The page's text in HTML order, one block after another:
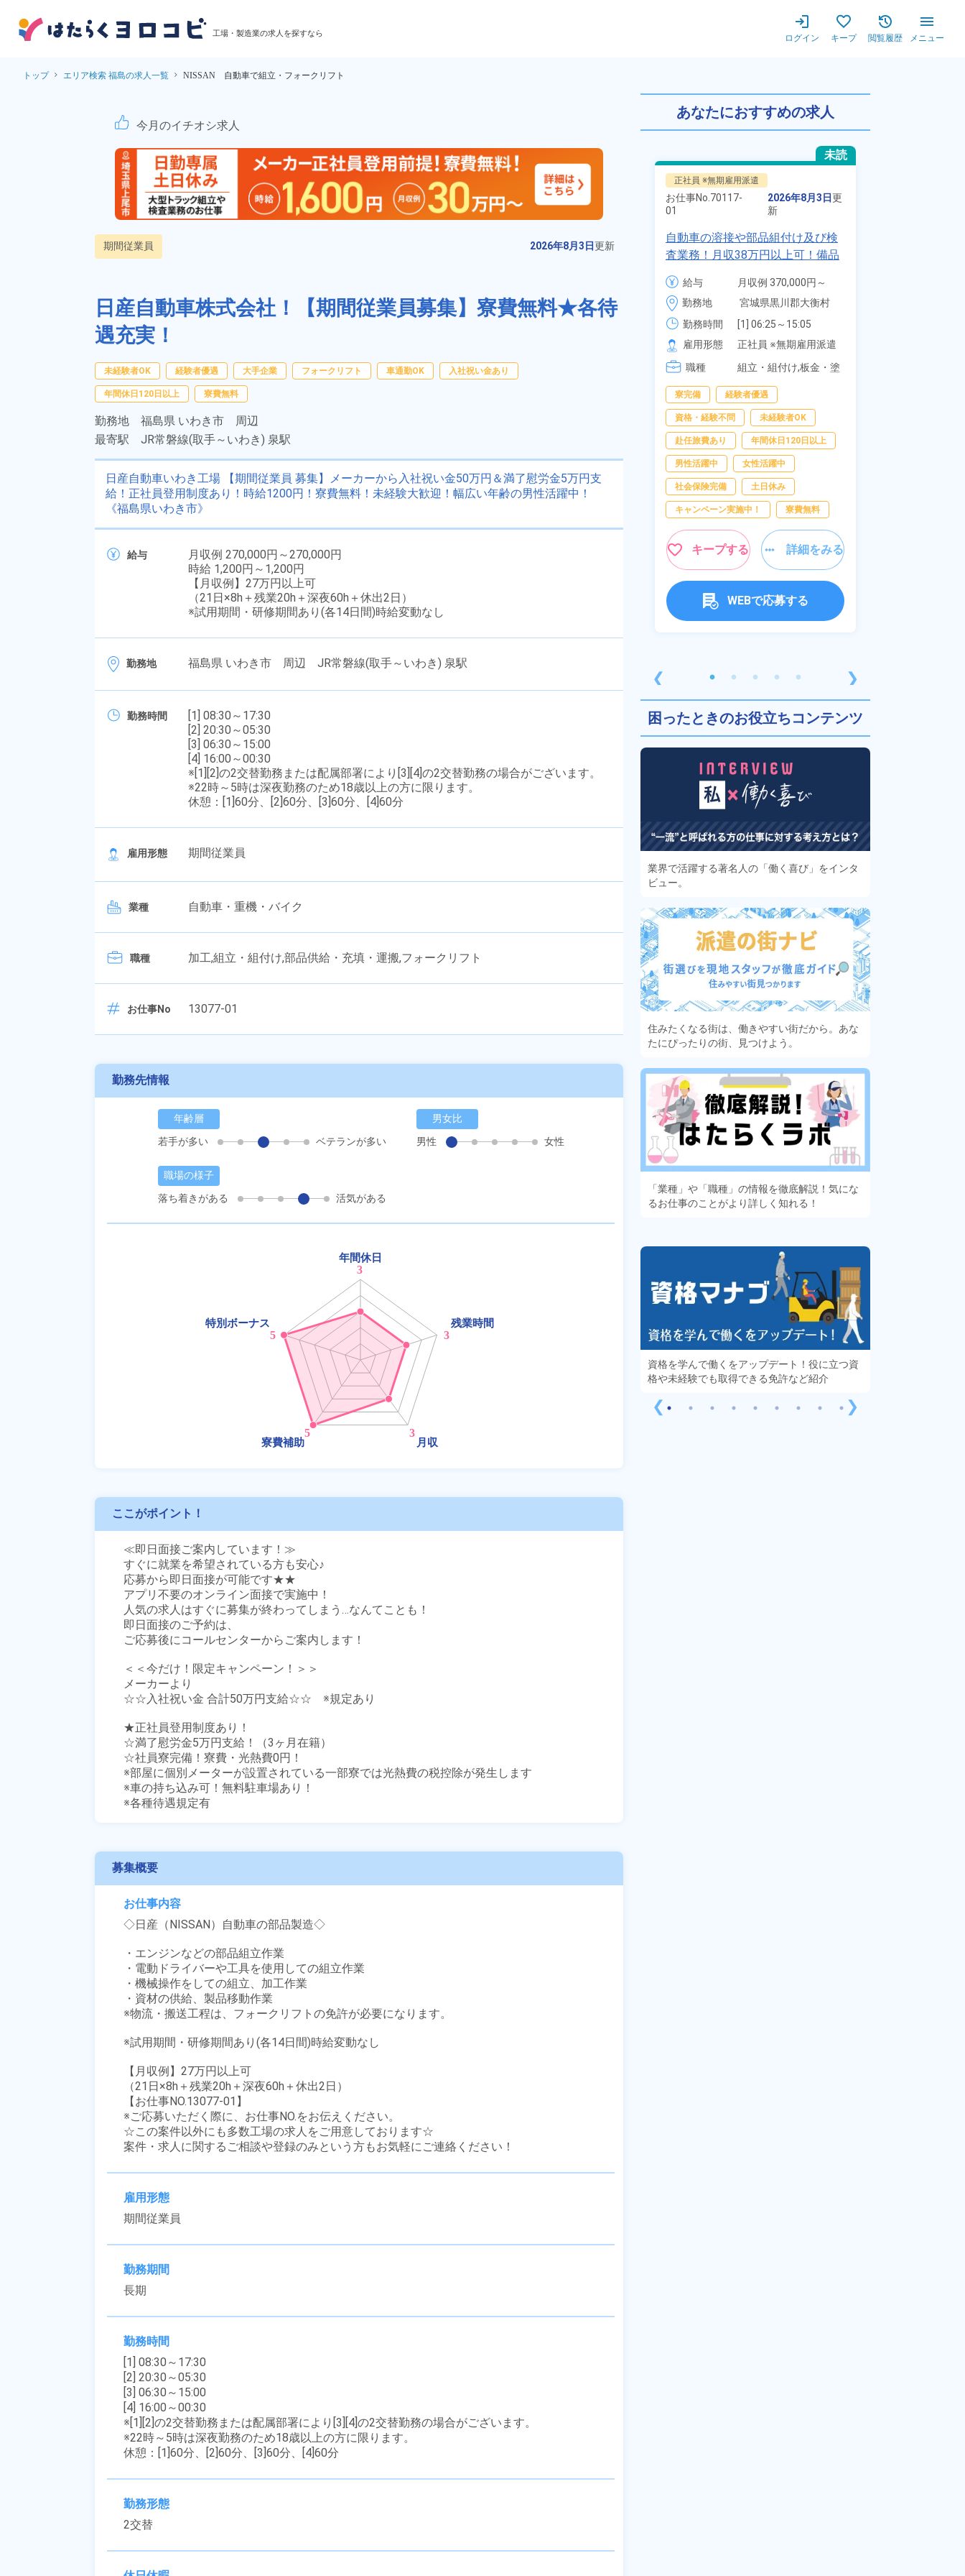
工場・製造業の求人を探すなら ログイン キープ 閲覧履歴 メニュー
トップ エリア検索 福島の求人一覧 NISSAN 自動車で組立・フォークリフト
日産自動車いわき工場 【期間従業員 募集】メーカーから入社祝い金50万円＆満
今月のイチオシ求人
期間従業員 2026年8月3日更新
日産自動車株式会社！【期間従業員募集】寮費無料★各待
遇充実！
未経験者OK 経験者優遇 大手企業 フォークリフト 車通勤OK 入社祝い金あり
年間休日120日以上 寮費無料
勤務地 福島県 いわき市 周辺
最寄駅 JR常磐線(取手～いわき) 泉駅
日産自動車いわき工場 【期間従業員 募集】メーカーから入社祝い金50万円＆満了慰労金5万円支
給！正社員登用制度あり！時給1200円！寮費無料！未経験大歓迎！幅広い年齢の男性活躍中！
《福島県いわき市》
給与
月収例 270,000円～270,000円
時給 1,200円～1,200円
【月収例】27万円以上可
（21日×8h＋残業20h＋深夜60h＋休出2日）
※試用期間・研修期間あり(各14日間)時給変動なし
勤務地 福島県 いわき市 周辺 JR常磐線(取手～いわき) 泉駅
勤務時間
[1] 08:30～17:30
[2] 20:30～05:30
[3] 06:30～15:00
[4] 16:00～00:30
※[1][2]の2交替勤務または配属部署により[3][4]の2交替勤務の場合がございます。
※22時～5時は深夜勤務のため18歳以上の方に限ります。
休憩：[1]60分、[2]60分、[3]60分、[4]60分
雇用形態 期間従業員
業種 自動車・重機・バイク
職種 加工,組立・組付け,部品供給・充填・運搬,フォークリフト
お仕事No 13077-01
勤務先情報
年齢層
若手が多い
ベテランが多い
男女比
男性
女性
職場の様子
落ち着きがある
活気がある
ここがポイント！
≪即日面接ご案内しています！≫
すぐに就業を希望されている方も安心♪
応募から即日面接が可能です★★
アプリ不要のオンライン面接で実施中！
人気の求人はすぐに募集が終わってしまう…なんてことも！
即日面接のご予約は、
ご応募後にコールセンターからご案内します！
＜＜今だけ！限定キャンペーン！＞＞
メーカーより
☆☆入社祝い金 合計50万円支給☆☆　※規定あり
★正社員登用制度あり！
☆満了慰労金5万円支給！（3ヶ月在籍）
☆社員寮完備！寮費・光熱費0円！
※部屋に個別メーターが設置されている一部寮では光熱費の税控除が発生します
※車の持ち込み可！無料駐車場あり！
※各種待遇規定有
募集概要
お仕事内容
◇日産（NISSAN）自動車の部品製造◇
・エンジンなどの部品組立作業
・電動ドライバーや工具を使用しての組立作業
・機械操作をしての組立、加工作業
・資材の供給、製品移動作業
※物流・搬送工程は、フォークリフトの免許が必要になります。
※試用期間・研修期間あり(各14日間)時給変動なし
【月収例】27万円以上可
（21日×8h＋残業20h＋深夜60h＋休出2日）
【お仕事NO.13077-01】
※ご応募いただく際に、お仕事NO.をお伝えください。
☆この案件以外にも多数工場の求人をご用意しております☆
案件・求人に関するご相談や登録のみという方もお気軽にご連絡ください！
雇用形態
期間従業員
勤務期間
長期
勤務時間
[1] 08:30～17:30
[2] 20:30～05:30
[3] 06:30～15:00
[4] 16:00～00:30
※[1][2]の2交替勤務または配属部署により[3][4]の2交替勤務の場合がございます。
※22時～5時は深夜勤務のため18歳以上の方に限ります。
休憩：[1]60分、[2]60分、[3]60分、[4]60分
勤務形態
2交替
あなたにおすすめの求人
❮
未読
派遣社員
お仕事No.10582-
02
2026年8月3日
ヘッドアップディスプレイの組立
歓迎！重量物の取り扱い無し！マ
イカー通勤OK！寮費無料で初期費
250,000円
時給 1,450円～1,450円
勤務地
新潟県長岡市　周辺
職種
資格・経験不問 女性活躍中
キープする 詳細をみる
未読
正社員 ※無期雇用派遣
お仕事No. 70117-
01
2026年8月3日更
新
自動車の溶接や部品組付け及び検
査業務！月収38万円以上可！備品
付きワンルーム寮完備！赴任旅費
会社負担★人気の土日休み！昇給
＆業績賞与あり！車・バイク通勤
可！無料駐車場あり！カップルで
の応募OK★《宮城県大衡村》
給与
月収例 370,000円～
390,000円
時給 1,700円～1,700円
勤務地
宮城県黒川郡大衡村
周辺
勤務時間
[1] 06:25～15:05
[2] 16:00～00:40
[3] 16:30～01:10
[4] 08:00～16:40
雇用形態
正社員 ※無期雇用派遣
職種
組立・組付け,板金・塗
寮完備 経験者優遇
資格・経験不問 未経験者OK
赴任旅費あり 年間休日120日以上
男性活躍中 女性活躍中
社会保険完備 土日休み
キャンペーン実施中！ 寮費無料
キープする 詳細をみる
WEBで応募する
❯
困ったときのお役立ちコンテンツ
業界で活躍する著名人の「働く喜び」をインタ
ビュー。
住みたくなる街は、働きやすい街だから。あな
たにぴったりの街、見つけよう。
「業種」や「職種」の情報を徹底解説！気にな
るお仕事のことがより詳しく知れる！
❮
あるモノに魅了され続け気がつけばマニア
に！？ディープな世界にあなたもきっとハマる
はず！
資格を学んで働くをアップデート！役に立つ資
格や未経験でも取得できる免許など紹介
❯